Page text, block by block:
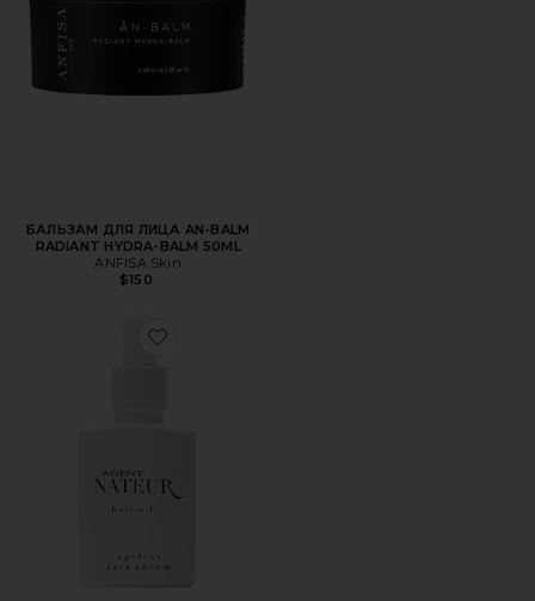
БАЛЬЗАМ ДЛЯ ЛИЦА AN-BALM
RADIANT HYDRA-BALM 50ML
ANFISA Skin
$150
Favorite СЫВОРОТКА HOLI OIL